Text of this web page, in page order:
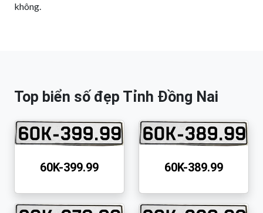
không.
Top biển số đẹp Tỉnh Đồng Nai
60K-399.99 60K-389.99